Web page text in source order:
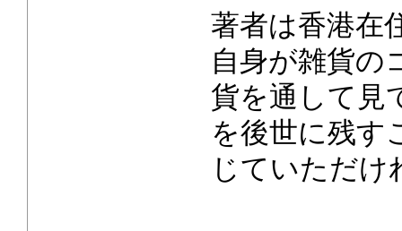
著者は香港在
自身が雑貨の
貨を通して見
を後世に残す
じていただけ